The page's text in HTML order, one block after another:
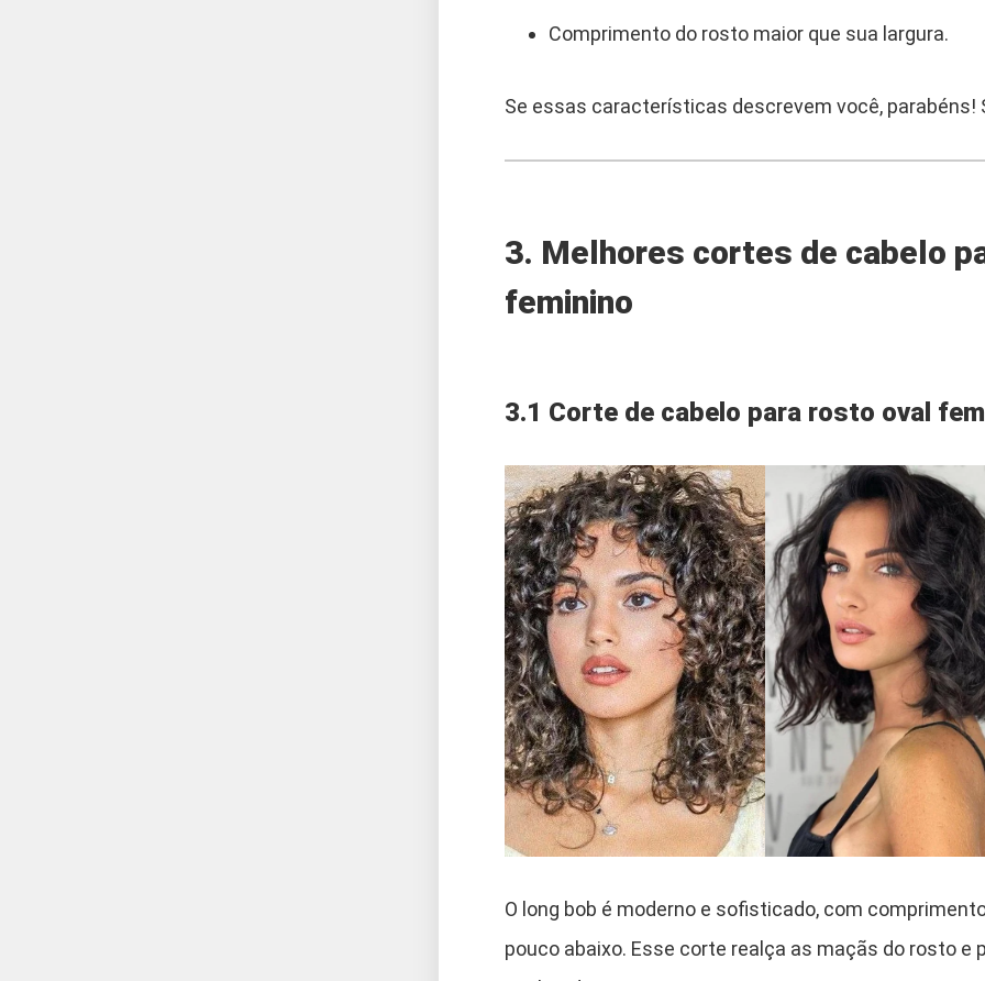
Comprimento do rosto maior que sua largura.
Se essas características descrevem você, parabéns!
3. Melhores cortes de cabelo
feminino
3.1 Corte de cabelo para rosto oval
O long bob é moderno e sofisticado, com
pouco abaixo. Esse corte realça as maçãs do rosto e